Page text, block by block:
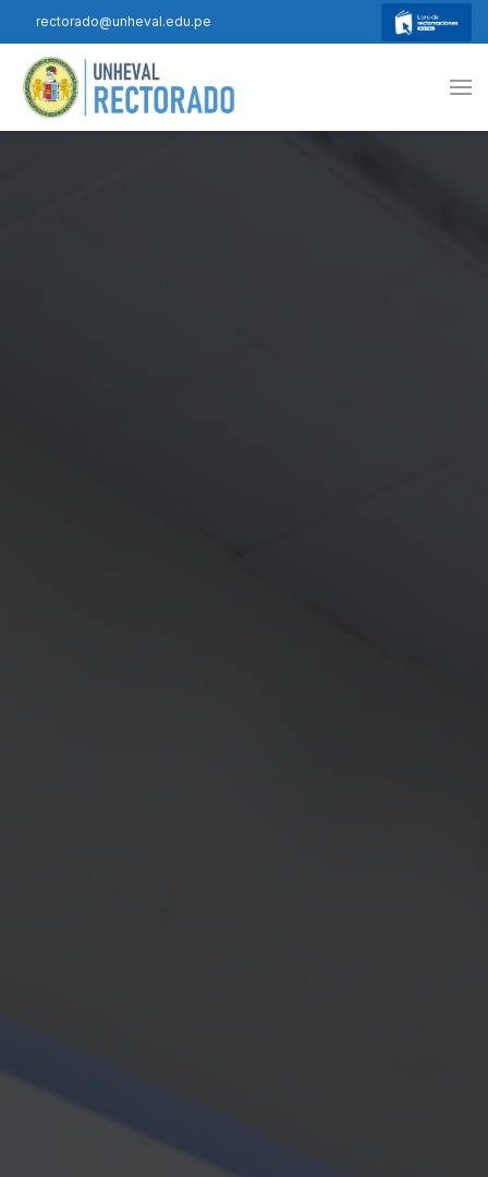
rectorado@unheval.edu.pe